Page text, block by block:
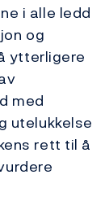
i alle ledd
og
ytterligere
med
utelukkelse
rett til å